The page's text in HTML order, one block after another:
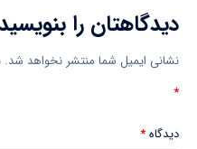
دیدگاهتان را
نشانی ایمیل شما منتشر نخواهد شد.
*
دیدگاه*